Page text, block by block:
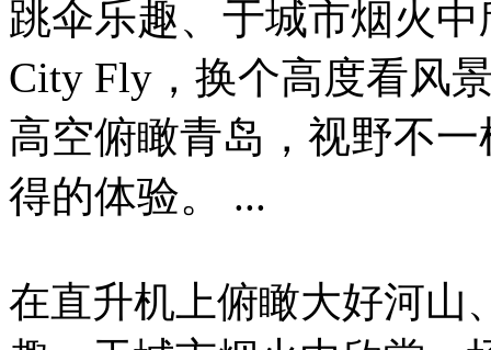
跳伞乐趣、于城市烟火
City Fly，换个高度看风
高空俯瞰青岛，视野不
得的体验。 ...
在直升机上俯瞰大好河山